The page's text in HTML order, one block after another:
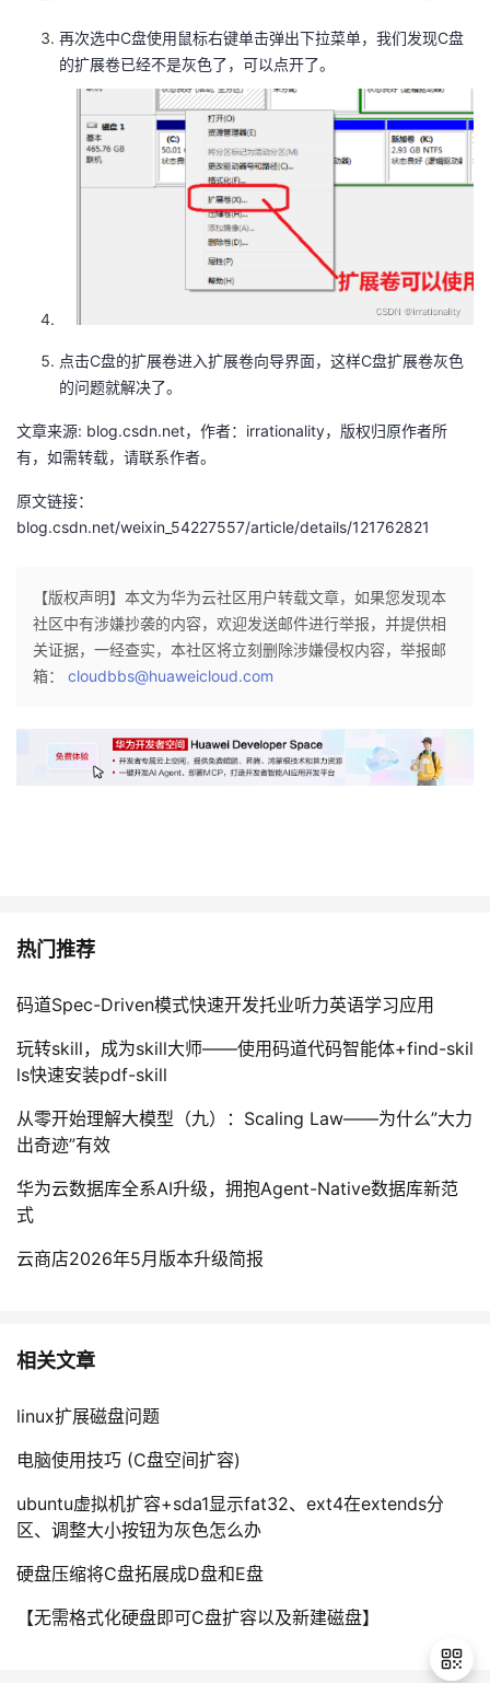
再次选中C盘使用鼠标右键单击弹出下拉菜单，我们发现C盘
的扩展卷已经不是灰色了，可以点开了。
点击C盘的扩展卷进入扩展卷向导界面，这样C盘扩展卷灰色
的问题就解决了。
文章来源: blog.csdn.net，作者：irrationality，版权归原作者所
有，如需转载，请联系作者。
原文链接：
blog.csdn.net/weixin_54227557/article/details/121762821
【版权声明】本文为华为云社区用户转载文章，如果您发现本
社区中有涉嫌抄袭的内容，欢迎发送邮件进行举报，并提供相
关证据，一经查实，本社区将立刻删除涉嫌侵权内容，举报邮
箱： cloudbbs@huaweicloud.com
热门推荐
码道Spec-Driven模式快速开发托业听力英语学习应用
玩转skill，成为skill大师——使用码道代码智能体+find-skil
ls快速安装pdf-skill
从零开始理解大模型（九）：Scaling Law——为什么”大力
出奇迹”有效
华为云数据库全系AI升级，拥抱Agent-Native数据库新范
式
云商店2026年5月版本升级简报
相关文章
linux扩展磁盘问题
电脑使用技巧 (C盘空间扩容)
ubuntu虚拟机扩容+sda1显示fat32、ext4在extends分
区、调整大小按钮为灰色怎么办
硬盘压缩将C盘拓展成D盘和E盘
【无需格式化硬盘即可C盘扩容以及新建磁盘】